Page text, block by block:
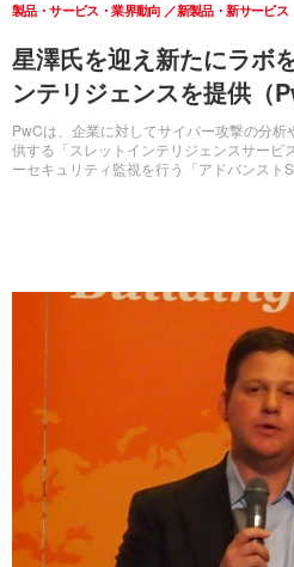
星澤氏を迎え新たにラボ
ンテリジェンスを提供（
PwCは、企業に対してサイバー攻撃の分
供する「スレットインテリジェンスサー
ーセキュリティ監視を行う「アドバンスト
製品・サービス・業界動向 新製品・新サービス